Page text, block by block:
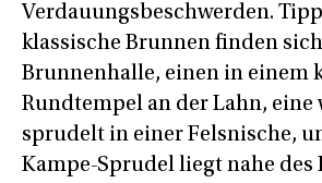
Verdauungsbeschwerden.
klassische Brunnen finden
Brunnenhalle, einen in einem
Rundtempel an der Lahn, eine
sprudelt in einer Felsnische,
Kampe-Sprudel liegt nahe des